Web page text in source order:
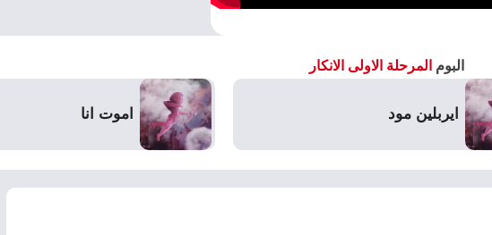
البوم المرحلة الاولى الانكار
ايربلين مود اموت انا